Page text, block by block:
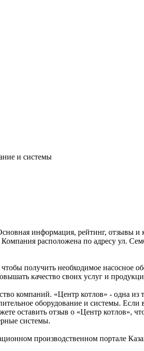
и системы
информация, рейтинг, отзывы и
расположена по адресу ул.
получить необходимое насосное
качество своих услуг и
компаний. «Центр котлов» - одна из
оборудование и системы.
оставить отзыв о «Центр котлов»,
системы.
производственном портале